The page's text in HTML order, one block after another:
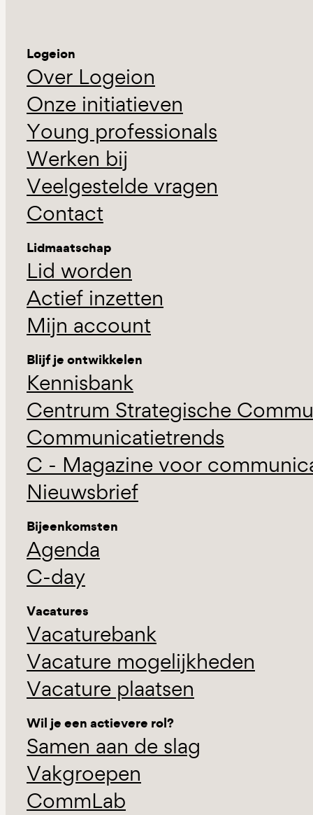
Logeion
Over Logeion
Onze initiatieven
Young professionals
Werken bij
Veelgestelde vragen
Contact
Lidmaatschap
Lid worden
Actief inzetten
Mijn account
Blijf je ontwikkelen
Kennisbank
Centrum Strategische
Communicatietrends
C - Magazine voor
Nieuwsbrief
Bijeenkomsten
Agenda
C-day
Vacatures
Vacaturebank
Vacature mogelijkheden
Vacature plaatsen
Wil je een actievere rol?
Samen aan de slag
Vakgroepen
CommLab